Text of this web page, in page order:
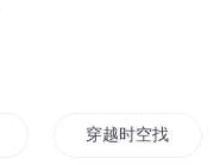
穿越时空找寻你